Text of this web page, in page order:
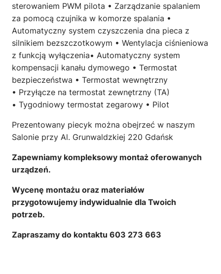
sterowaniem PWM pilota • Zarządzanie spalaniem
za pomocą czujnika w komorze spalania •
Automatyczny system czyszczenia dna pieca z
silnikiem bezszczotkowym • Wentylacja ciśnieniowa
z funkcją wyłączenia• Automatyczny system
kompensacji kanału dymowego • Termostat
bezpieczeństwa • Termostat wewnętrzny
• Przyłącze na termostat zewnętrzny (TA)
• Tygodniowy termostat zegarowy • Pilot
Prezentowany piecyk można obejrzeć w naszym
Salonie przy Al. Grunwaldzkiej 220 Gdańsk
Zapewniamy kompleksowy montaż oferowanych
urządzeń.
Wycenę montażu oraz materiałów
przygotowujemy indywidualnie dla Twoich
potrzeb.
Zapraszamy do kontaktu 603 273 663